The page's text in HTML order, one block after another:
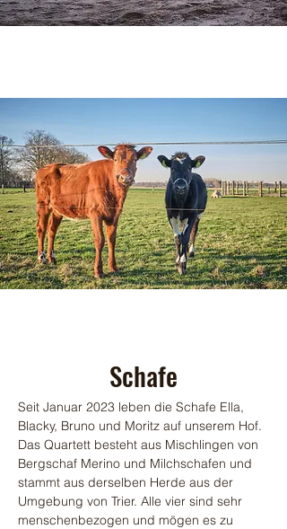
Schafe
Seit Januar 2023 leben die Schafe Ella,
Blacky, Bruno und Moritz auf unserem Hof.
Das Quartett besteht aus Mischlingen von
Bergschaf Merino und Milchschafen und
stammt aus derselben Herde aus der
Umgebung von Trier. Alle vier sind sehr
menschenbezogen und mögen es zu